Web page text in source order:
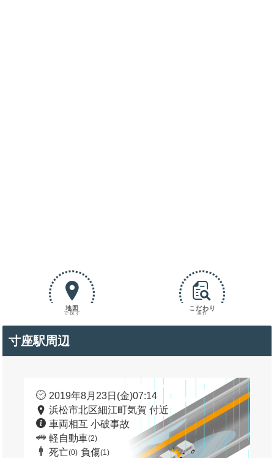
地図
で探す
こだわり
条件
寸座駅周辺
2019年8月23日(金)07:14
浜松市北区細江町気賀 付近
車両相互 小破事故
軽自動車(2)
死亡(0) 負傷(1)